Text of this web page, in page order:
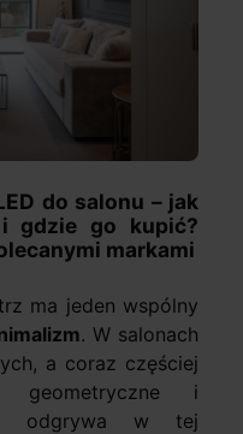
do salonu – jak
gdzie go kupić?
markami
ma jeden wspólny
. W salonach
a coraz częściej
geometryczne i
odgrywa w tej